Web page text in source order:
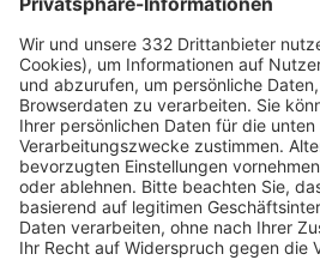
HÄUFIG BESUCHTE SEITEN
Pässe und Vereinswechsel
Trainerausbildung
Schulungsangebot Vereinsmitarbeiter
BFV-Geschäftsstellen
Trainerbörse